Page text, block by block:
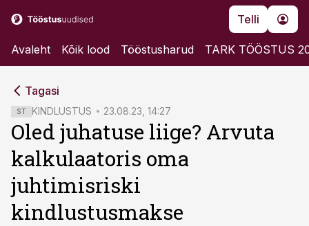
Telli
Avaleht Kõik lood Tööstusharud TARK TÖÖSTUS
Tagasi
ST KINDLUSTUS 23.08.23, 14:27
Oled juhatuse liige? Arvuta
kalkulaatoris oma
juhtimisriski
kindlustusmakse